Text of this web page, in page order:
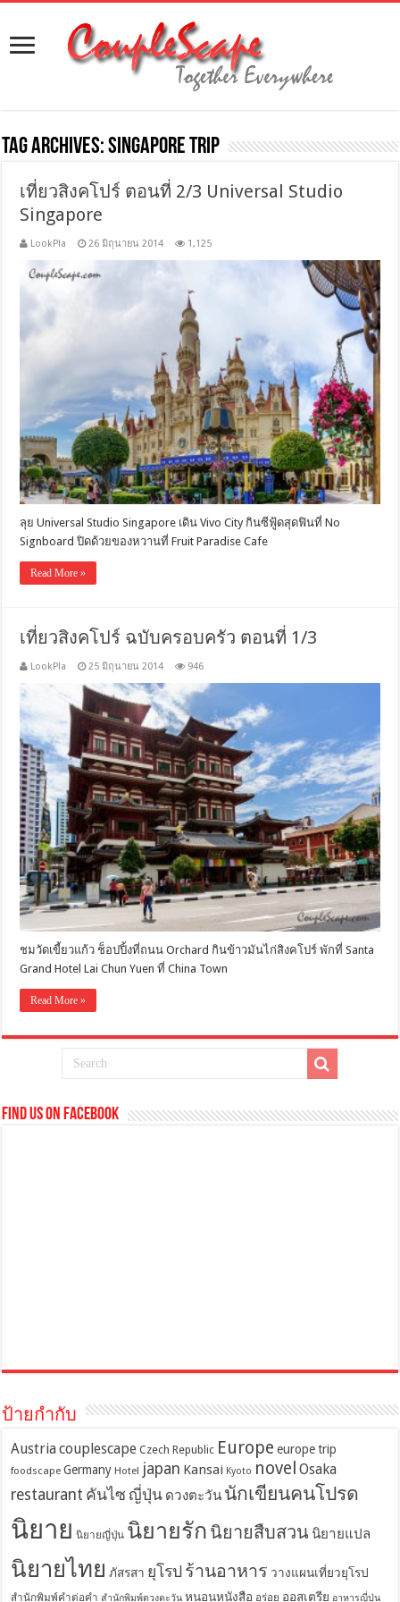
Tag Archives:singapore trip
เที่ยวสิงคโปร์ ตอนที่ 2/3 Universal Studio
Singapore
LookPla 26 มิถุนายน 2014 1,125
ลุย Universal Studio Singapore เดิน Vivo City กินซีฟู้ดสุดฟินที่ No
Signboard ปิดด้วยของหวานที่ Fruit Paradise Cafe
Read More »
เที่ยวสิงคโปร์ ฉบับครอบครัว ตอนที่ 1/3
LookPla 25 มิถุนายน 2014 946
ชมวัดเขี้ยวแก้ว ช็อปปิ้งที่ถนน Orchard กินข้าวมันไก่สิงคโปร์ พักที่ Santa
Grand Hotel Lai Chun Yuen ที่ China Town
Read More »
Find us on Facebook
ป้ายกำกับ
Austriacouplescape Czech Republic Europe europe trip
foodscape Germany Hotel japan Kansai Kyoto novel Osaka
restaurant คันไซ ญี่ปุ่น ดวงตะวัน นักเขียนคนโปรด
นิยาย นิยายญี่ปุ่น นิยายรัก นิยายสืบสวน นิยายแปล
นิยายไทย ภัสรสา ยุโรป ร้านอาหาร วางแผนเที่ยวยุโรป
สำนักพิมพ์คำต่อคำ สำนักพิมพ์ดวงตะวัน หนอนหนังสือ อร่อย ออสเตรีย อาหารญี่ปุ่น